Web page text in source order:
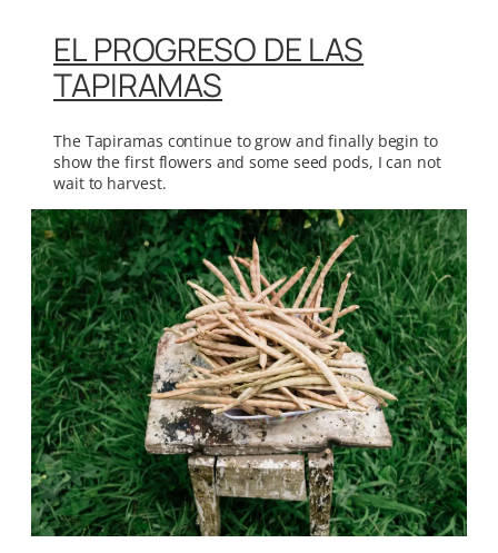
EL PROGRESO DE LAS
TAPIRAMAS
The Tapiramas continue to grow and finally begin to
show the first flowers and some seed pods, I can not
wait to harvest.